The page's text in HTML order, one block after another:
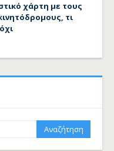
χάρτη με τους
τι